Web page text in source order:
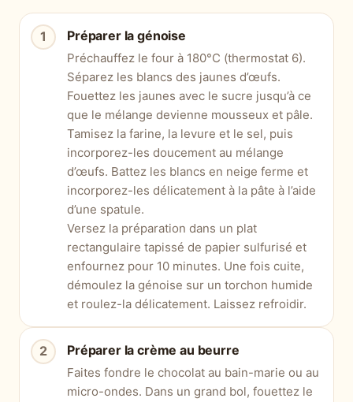
Préparer la génoise
Préchauffez le four à 180°C (thermostat 6).
Séparez les blancs des jaunes d’œufs.
Fouettez les jaunes avec le sucre jusqu’à ce
que le mélange devienne mousseux et pâle.
Tamisez la farine, la levure et le sel, puis
incorporez-les doucement au mélange
d’œufs. Battez les blancs en neige ferme et
incorporez-les délicatement à la pâte à l’aide
d’une spatule.
Versez la préparation dans un plat
rectangulaire tapissé de papier sulfurisé et
enfournez pour 10 minutes. Une fois cuite,
démoulez la génoise sur un torchon humide
et roulez-la délicatement. Laissez refroidir.
Préparer la crème au beurre
Faites fondre le chocolat au bain-marie ou au
micro-ondes. Dans un grand bol, fouettez le